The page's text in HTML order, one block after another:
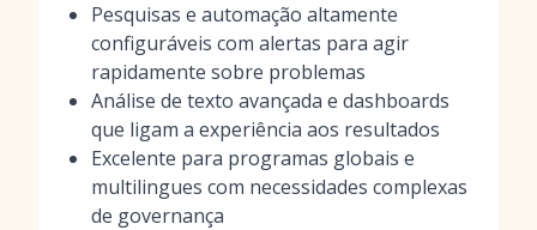
Pesquisas e automação altamente
configuráveis com alertas para agir
rapidamente sobre problemas
Análise de texto avançada e dashboards
que ligam a experiência aos resultados
Excelente para programas globais e
multilingues com necessidades complexas
de governança